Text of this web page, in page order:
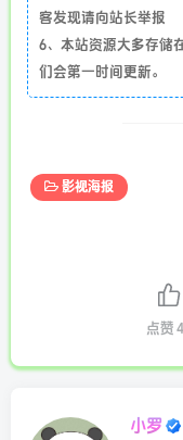
客发现请向站长举报
6、本站资源大多存储
们会第一时间更新。
影视海报
点赞
小罗